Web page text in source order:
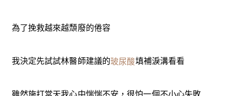
為了挽救越來越頹廢的倦容
我決定先試試林醫師建議的玻尿酸填補淚溝看看
雖然施打當天我心中惴惴不安，很怕一個不小心失敗